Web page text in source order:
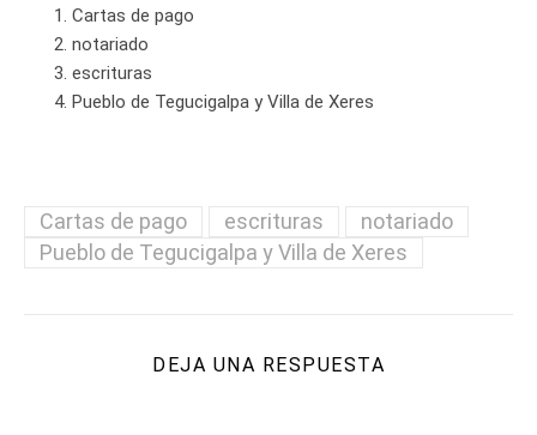
Cartas de pago
notariado
escrituras
Pueblo de Tegucigalpa y Villa de Xeres
Cartas de pago escrituras
notariado
Pueblo de Tegucigalpa y Villa de Xeres
DEJA UNA RESPUESTA